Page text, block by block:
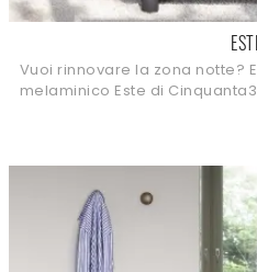
Vuoi rinnovare la zona notte?
melaminico Este di